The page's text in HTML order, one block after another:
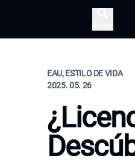
EAU, ESTILO DE VIDA
2025. 05. 26